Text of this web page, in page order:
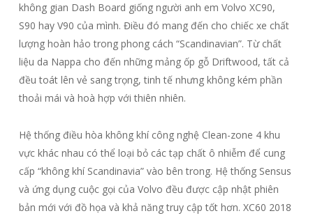
không gian Dash Board giống người anh em Volvo XC90,
S90 hay V90 của mình. Điều đó mang đến cho chiếc xe chất
lượng hoàn hảo trong phong cách “Scandinavian”. Từ chất
liệu da Nappa cho đến những mảng ốp gỗ Driftwood, tất cả
đều toát lên vẻ sang trọng, tinh tế nhưng không kém phần
thoải mái và hoà hợp với thiên nhiên.
Hệ thống điều hòa không khí công nghệ Clean-zone 4 khu
vực khác nhau có thể loại bỏ các tạp chất ô nhiễm để cung
cấp “không khí Scandinavia” vào bên trong. Hệ thống Sensus
và ứng dụng cuộc gọi của Volvo đều được cập nhật phiên
bản mới với đồ họa và khả năng truy cập tốt hơn. XC60 2018